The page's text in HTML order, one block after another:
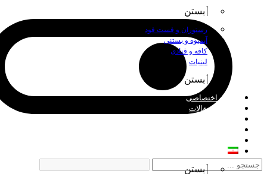
بستن
رستوران و فست فود
آبمیوه و بستنی
کافه و قنادی
لبنیات
بستن
چاپ اختصاصی
اخبار و مقالات
بستن